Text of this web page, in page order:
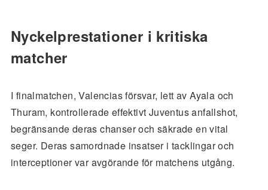
Nyckelprestationer i kritiska
matcher
I finalmatchen, Valencias försvar, lett av Ayala och
Thuram, kontrollerade effektivt Juventus anfallshot,
begränsande deras chanser och säkrade en vital
seger. Deras samordnade insatser i tacklingar och
interceptioner var avgörande för matchens utgång.